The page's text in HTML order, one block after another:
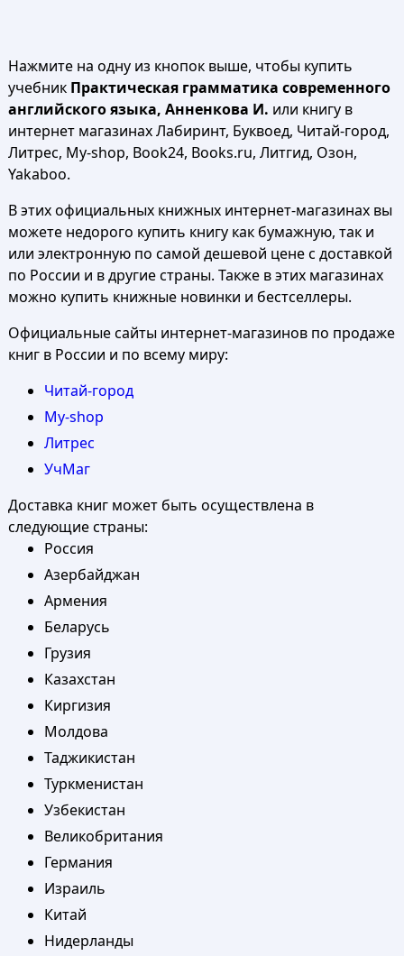
Нажмите на одну из кнопок выше, чтобы купить
учебник Практическая грамматика современного
английского языка, Анненкова И. или книгу в
интернет магазинах Лабиринт, Буквоед, Читай-город,
Литрес, My-shop, Book24, Books.ru, Литгид, Озон,
Yakaboo.
В этих официальных книжных интернет-магазинах вы
можете недорого купить книгу как бумажную, так и
или электронную по самой дешевой цене с доставкой
по России и в другие страны. Также в этих магазинах
можно купить книжные новинки и бестселлеры.
Официальные сайты интернет-магазинов по продаже
книг в России и по всему миру:
Читай-город
My-shop
Литрес
УчМаг
Доставка книг может быть осуществлена в
следующие страны:
Россия
Азербайджан
Армения
Беларусь
Грузия
Казахстан
Киргизия
Молдова
Таджикистан
Туркменистан
Узбекистан
Великобритания
Германия
Израиль
Китай
Нидерланды